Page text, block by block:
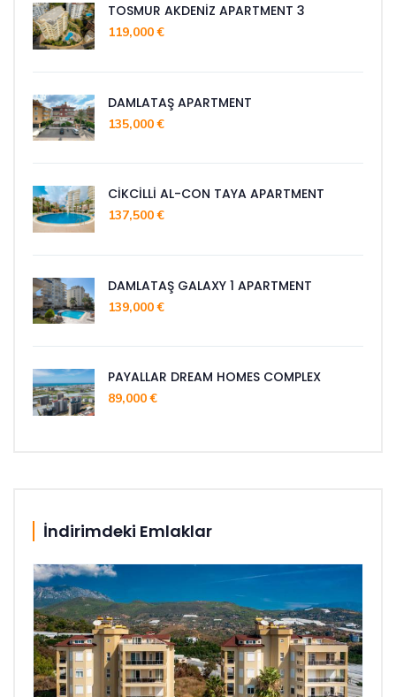
TOSMUR AKDENİZ APARTMENT 3
119,000 €
DAMLATAŞ APARTMENT
135,000 €
CİKCİLLİ AL-CON TAYA APARTMENT
137,500 €
DAMLATAŞ GALAXY 1 APARTMENT
139,000 €
PAYALLAR DREAM HOMES COMPLEX
89,000 €
İndirimdeki Emlaklar